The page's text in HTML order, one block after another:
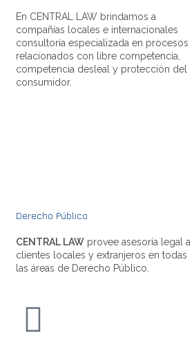
En CENTRAL LAW brindamos a
compañías locales e internacionales
consultoría especializada en procesos
relacionados con libre competencia,
competencia desleal y protección del
consumidor.
Derecho Público
CENTRAL LAW provee asesoría legal a
clientes locales y extranjeros en todas
las áreas de Derecho Público.